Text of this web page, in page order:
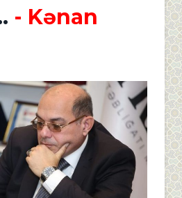
- Kənan